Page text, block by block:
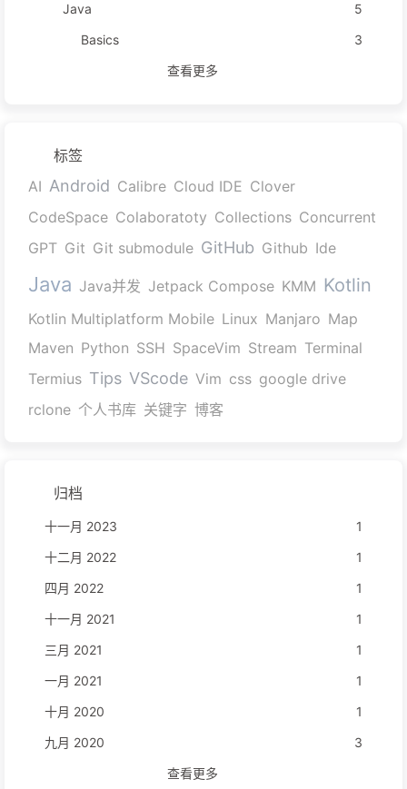
Java
5
Basics
3
查看更多
标签
AI Android Calibre Cloud IDE Clover
CodeSpace Colaboratoty Collections Concurrent
GPT Git Git submodule GitHub Github Ide
Java Java并发 Jetpack Compose KMM Kotlin
Kotlin Multiplatform Mobile Linux Manjaro Map
Maven Python SSH SpaceVim Stream Terminal
Termius Tips VScode Vim css google drive
rclone 个人书库 关键字 博客
归档
十一月 2023
1
十二月 2022
1
四月 2022
1
十一月 2021
1
三月 2021
1
一月 2021
1
十月 2020
1
九月 2020
3
查看更多